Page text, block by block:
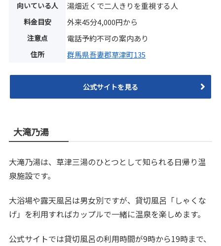
向いている人 湯畑近くで二人きりを重視する人
料金目安 外来45分4,000円から
注意点 電話予約不可の案内あり
住所 群馬県吾妻郡草津町135
公式サイトを見る
大滝乃湯
大滝乃湯は、草津三湯のひとつとして知られる日帰り温
泉施設です。
大浴場や露天風呂は男女別ですが、貸切風呂「しゃくな
げ」を利用すればカップルで一緒に温泉を楽しめます。
公式サイトでは貸切風呂の利用時間が9時から19時まで、